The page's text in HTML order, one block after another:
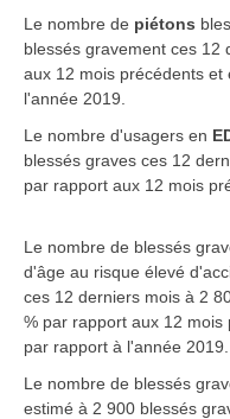
Le nombre de piétons
blessés gravement ces 12
aux 12 mois précédents
l'année 2019.
Le nombre d'usagers en
blessés graves ces 12
par rapport aux 12 mois
Le nombre de blessés
d'âge au risque élevé
ces 12 derniers mois à 2
% par rapport aux 12
par rapport à l'année 2019.
Le nombre de blessés
estimé à 2 900 blessés